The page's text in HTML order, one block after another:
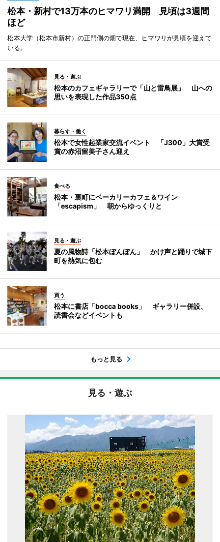
松本・新村で13万本のヒマワリ満開 見頃は3週間
ほど
松本大学（松本市新村）の正門側の畑で現在、ヒマワリが見頃を迎えて
いる。
見る・遊ぶ
松本のカフェギャラリーで「山と雷鳥展」 山への
思いを表現した作品350点
暮らす・働く
松本で女性起業家交流イベント 「J300」大賞受
賞の赤沼留美子さん迎え
食べる
松本・裏町にベーカリーカフェ＆ワイン
「escapism」 朝からゆっくりと
見る・遊ぶ
夏の風物詩「松本ぼんぼん」 かけ声と踊りで城下
町を熱気に包む
買う
松本に書店「bocca books」 ギャラリー併設、
読書会などイベントも
もっと見る
見る・遊ぶ